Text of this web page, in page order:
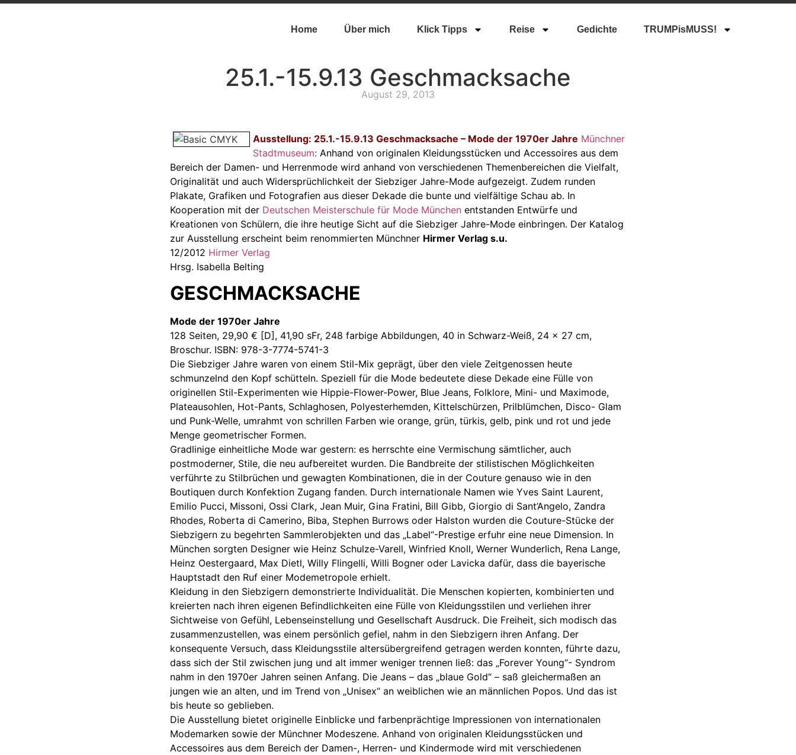
Home Über mich Klick Tipps Reise Gedichte TRUMPisMUSS!
25.1.-15.9.13 Geschmacksache
August 29, 2013
Ausstellung: 25.1.-15.9.13 Geschmacksache – Mode der 1970er Jahre Münchner
Stadtmuseum: Anhand von originalen Kleidungsstücken und Accessoires aus dem
Bereich der Damen- und Herrenmode wird anhand von verschiedenen Themenbereichen die Vielfalt,
Originalität und auch Widersprüchlichkeit der Siebziger Jahre-Mode aufgezeigt. Zudem runden
Plakate, Grafiken und Fotografien aus dieser Dekade die bunte und vielfältige Schau ab. In
Kooperation mit der Deutschen Meisterschule für Mode München entstanden Entwürfe und
Kreationen von Schülern, die ihre heutige Sicht auf die Siebziger Jahre-Mode einbringen. Der Katalog
zur Ausstellung erscheint beim renommierten Münchner Hirmer Verlag s.u.
12/2012 Hirmer Verlag
Hrsg. Isabella Belting
GESCHMACKSACHE
Mode der 1970er Jahre
128 Seiten, 29,90 € [D], 41,90 sFr, 248 farbige Abbildungen, 40 in Schwarz-Weiß, 24 × 27 cm,
Broschur. ISBN: 978-3-7774-5741-3
Die Siebziger Jahre waren von einem Stil-Mix geprägt, über den viele Zeitgenossen heute
schmunzelnd den Kopf schütteln. Speziell für die Mode bedeutete diese Dekade eine Fülle von
originellen Stil-Experimenten wie Hippie-Flower-Power, Blue Jeans, Folklore, Mini- und Maximode,
Plateausohlen, Hot-Pants, Schlaghosen, Polyesterhemden, Kittelschürzen, Prilblümchen, Disco- Glam
und Punk-Welle, umrahmt von schrillen Farben wie orange, grün, türkis, gelb, pink und rot und jede
Menge geometrischer Formen.
Gradlinige einheitliche Mode war gestern: es herrschte eine Vermischung sämtlicher, auch
postmoderner, Stile, die neu aufbereitet wurden. Die Bandbreite der stilistischen Möglichkeiten
verführte zu Stilbrüchen und gewagten Kombinationen, die in der Couture genauso wie in den
Boutiquen durch Konfektion Zugang fanden. Durch internationale Namen wie Yves Saint Laurent,
Emilio Pucci, Missoni, Ossi Clark, Jean Muir, Gina Fratini, Bill Gibb, Giorgio di Sant’Angelo, Zandra
Rhodes, Roberta di Camerino, Biba, Stephen Burrows oder Halston wurden die Couture-Stücke der
Siebzigern zu begehrten Sammlerobjekten und das „Label“-Prestige erfuhr eine neue Dimension. In
München sorgten Designer wie Heinz Schulze-Varell, Winfried Knoll, Werner Wunderlich, Rena Lange,
Heinz Oestergaard, Max Dietl, Willy Flingelli, Willi Bogner oder Lavicka dafür, dass die bayerische
Hauptstadt den Ruf einer Modemetropole erhielt.
Kleidung in den Siebzigern demonstrierte Individualität. Die Menschen kopierten, kombinierten und
kreierten nach ihren eigenen Befindlichkeiten eine Fülle von Kleidungsstilen und verliehen ihrer
Sichtweise von Gefühl, Lebenseinstellung und Gesellschaft Ausdruck. Die Freiheit, sich modisch das
zusammenzustellen, was einem persönlich gefiel, nahm in den Siebzigern ihren Anfang. Der
konsequente Versuch, dass Kleidungsstile altersübergreifend getragen werden konnten, führte dazu,
dass sich der Stil zwischen jung und alt immer weniger trennen ließ: das „Forever Young“- Syndrom
nahm in den 1970er Jahren seinen Anfang. Die Jeans – das „blaue Gold“ – saß gleichermaßen an
jungen wie an alten, und im Trend von „Unisex“ an weiblichen wie an männlichen Popos. Und das ist
bis heute so geblieben.
Die Ausstellung bietet originelle Einblicke und farbenprächtige Impressionen von internationalen
Modemarken sowie der Münchner Modeszene. Anhand von originalen Kleidungsstücken und
Accessoires aus dem Bereich der Damen-, Herren- und Kindermode wird mit verschiedenen